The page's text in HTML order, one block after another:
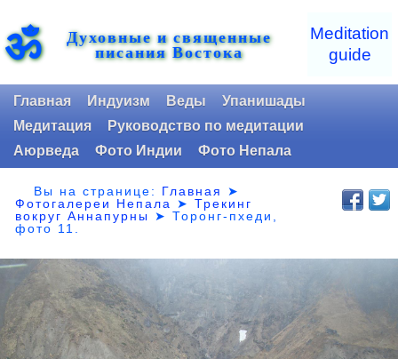
ॐ Духовные и священные
писания Востока
Meditation
guide
Главная Индуизм Веды
Упанишады
Медитация
Руководство по медитации
Аюрведа
Фото Индии Фото Непала
Вы на странице: Главная
➤
Фотогалереи Непала
➤Трекинг
вокруг Аннапурны ➤ Торонг-пхеди,
фото 11.